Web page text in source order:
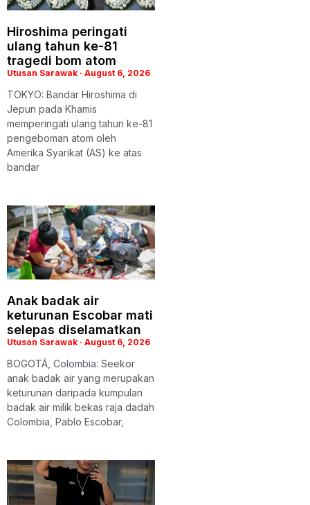
Hiroshima peringati
ulang tahun ke-81
tragedi bom atom
Utusan Sarawak August 6, 2026
TOKYO: Bandar Hiroshima di
Jepun pada Khamis
memperingati ulang tahun ke-81
pengeboman atom oleh
Amerika Syarikat (AS) ke atas
bandar
Anak badak air
keturunan Escobar mati
selepas diselamatkan
Utusan Sarawak August 6, 2026
BOGOTÁ, Colombia: Seekor
anak badak air yang merupakan
keturunan daripada kumpulan
badak air milik bekas raja dadah
Colombia, Pablo Escobar,